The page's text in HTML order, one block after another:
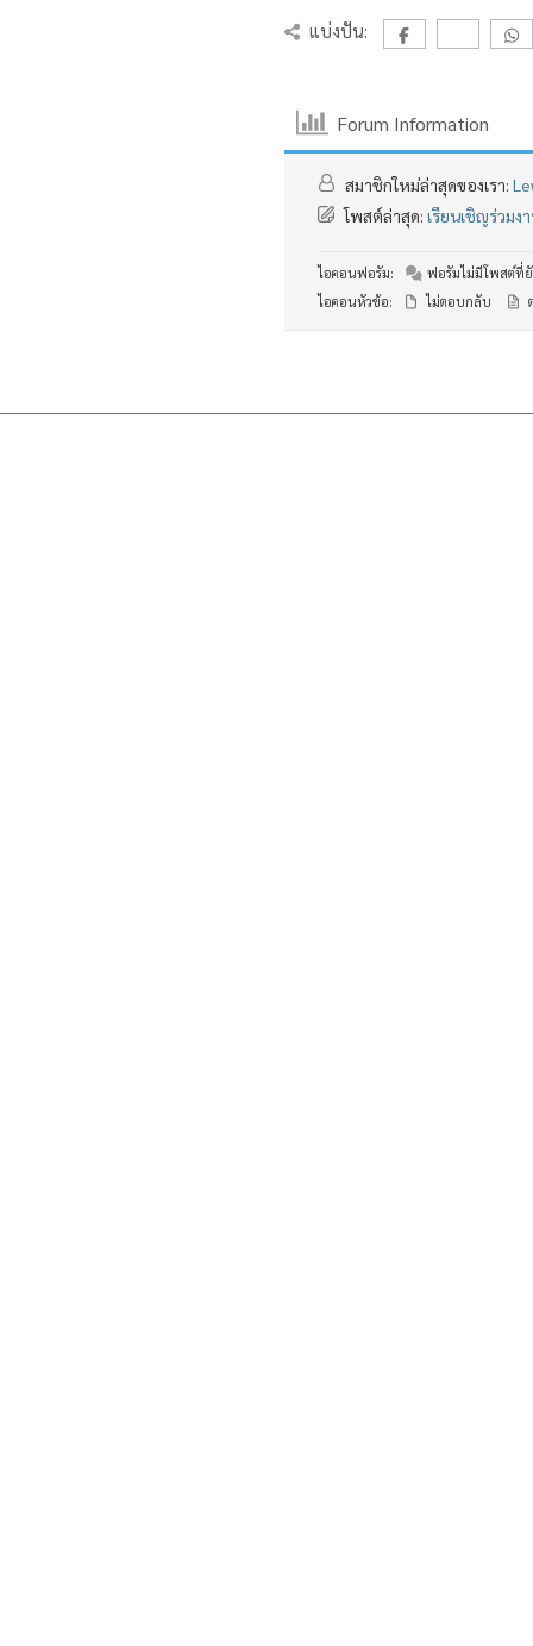
แบ่งปัน:
Forum Information
สมาชิกใหม่ล่าสุดของเรา:
โพสต์ล่าสุด: เรียนเชิญร่วม
ไอคอนฟอรัม:
ฟอรัมไม่มีโพสต์ที่ยั
ไอคอนหัวข้อ:
ไม่ตอบกลับ